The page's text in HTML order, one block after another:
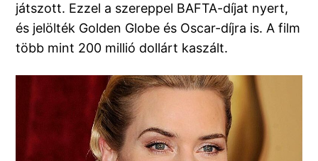
játszott. Ezzel a szereppel BAFTA-díjat nyert,
és jelölték Golden Globe és Oscar-díjra is. A film
több mint 200 millió dollárt kaszált.